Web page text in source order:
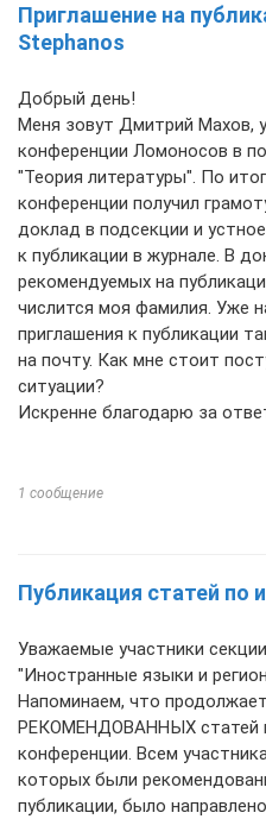
Приглашение на
Stephanos
Добрый день!
Меня зовут Дмитрий Махов,
конференции Ломоносов в
"Теория литературы". По
конференции получил
доклад в подсекции и
к публикации в журнале. В
рекомендуемых на
числится моя фамилия. Уже
приглашения к публикации
на почту. Как мне стоит
ситуации?
Искренне благодарю за
1 сообщение
Публикация статей по
Уважаемые участники секции
"Иностранные языки и
Напоминаем, что
РЕКОМЕНДОВАННЫХ статей
конференции. Всем
которых были
публикации, было